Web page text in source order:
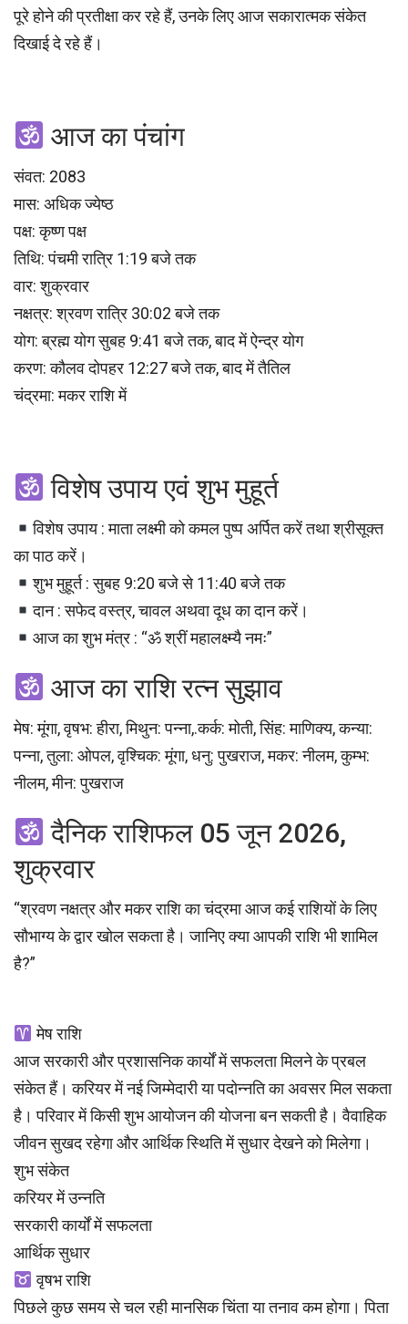
पूरे होने की प्रतीक्षा कर रहे हैं, उनके लिए आज सकारात्मक संकेत
दिखाई दे रहे हैं।
आज का पंचांग
संवत: 2083
मास: अधिक ज्येष्ठ
पक्ष: कृष्ण पक्ष
तिथि: पंचमी रात्रि 1:19 बजे तक
वार: शुक्रवार
नक्षत्र: श्रवण रात्रि 30:02 बजे तक
योग: ब्रह्म योग सुबह 9:41 बजे तक, बाद में ऐन्द्र योग
करण: कौलव दोपहर 12:27 बजे तक, बाद में तैतिल
चंद्रमा: मकर राशि में
विशेष उपाय एवं शुभ मुहूर्त
विशेष उपाय : माता लक्ष्मी को कमल पुष्प अर्पित करें तथा श्रीसूक्त
का पाठ करें।
शुभ मुहूर्त : सुबह 9:20 बजे से 11:40 बजे तक
दान : सफेद वस्त्र, चावल अथवा दूध का दान करें।
आज का शुभ मंत्र : “ॐ श्रीं महालक्ष्म्यै नमः”
आज का राशि रत्न सुझाव
मेष: मूंगा, वृषभ: हीरा, मिथुन: पन्ना,.कर्क: मोती, सिंह: माणिक्य, कन्या:
पन्ना, तुला: ओपल, वृश्चिक: मूंगा, धनु: पुखराज, मकर: नीलम, कुम्भ:
नीलम, मीन: पुखराज
दैनिक राशिफल 05 जून 2026,
शुक्रवार
“श्रवण नक्षत्र और मकर राशि का चंद्रमा आज कई राशियों के लिए
सौभाग्य के द्वार खोल सकता है। जानिए क्या आपकी राशि भी शामिल
है?”
मेष राशि
आज सरकारी और प्रशासनिक कार्यों में सफलता मिलने के प्रबल
संकेत हैं। करियर में नई जिम्मेदारी या पदोन्नति का अवसर मिल सकता
है। परिवार में किसी शुभ आयोजन की योजना बन सकती है। वैवाहिक
जीवन सुखद रहेगा और आर्थिक स्थिति में सुधार देखने को मिलेगा।
शुभ संकेत
करियर में उन्नति
सरकारी कार्यों में सफलता
आर्थिक सुधार
वृषभ राशि
पिछले कुछ समय से चल रही मानसिक चिंता या तनाव कम होगा। पिता